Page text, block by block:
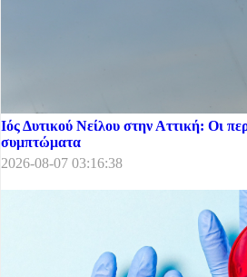
Ιός Δυτικού Νείλου στην Αττική: Οι
συμπτώματα
2026-08-07 03:16:38